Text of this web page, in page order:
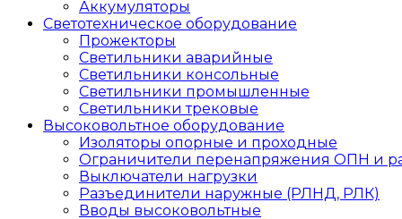
Аккумуляторы
Светотехническое оборудование
Прожекторы
Светильники аварийные
Светильники консольные
Светильники промышленные
Светильники трековые
Высоковольтное оборудование
Изоляторы опорные и проходные
Ограничители перенапряжения ОПН и
Выключатели нагрузки
Разъединители наружные (РЛНД, РЛК)
Вводы высоковольтные